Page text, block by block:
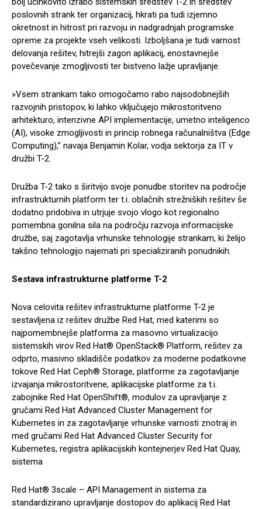
poslovnih strank ter organizacij, hkrati pa tudi izjemno
okretnost in hitrost pri razvoju in nadgradnjah programske
opreme za projekte vseh velikosti. Izboljšana je tudi varnost
delovanja rešitev, hitrejši zagon aplikacij, enostavnejše
povečevanje zmogljivosti ter bistveno lažje upravljanje.
»Vsem strankam tako omogočamo rabo najsodobnejših
razvojnih pristopov, ki lahko vključujejo mikrostoritveno
arhitekturo, intenzivne API implementacije, umetno inteligenco
(AI), visoke zmogljivosti in princip robnega računalništva (Edge
Computing),” navaja Benjamin Kolar, vodja sektorja za IT v
družbi T-2.
Družba T-2 tako s širitvijo svoje ponudbe storitev na področje
infrastrukturnih platform ter t.i. oblačnih strežniških rešitev še
dodatno pridobiva in utrjuje svojo vlogo kot regionalno
pomembna gonilna sila na področju razvoja informacijske
družbe, saj zagotavlja vrhunske tehnologije strankam, ki želijo
takšno tehnologijo najemati pri specializiranih ponudnikih.
Sestava infrastrukturne platforme T-2
Nova celovita rešitev infrastrukturne platforme T-2 je
sestavljena iz rešitev družbe Red Hat, med katerimi so
najpomembnejše platforma za masovno virtualizacijo
sistemskih virov Red Hat® OpenStack® Platform, rešitev za
odprto, masivno skladišče podatkov za moderne podatkovne
tokove Red Hat Ceph® Storage, platforme za zagotavljanje
izvajanja mikrostoritvene, aplikacijske platforme za t.i.
zabojnike Red Hat OpenShift®, modulov za upravljanje z
gručami Red Hat Advanced Cluster Management for
Kubernetes in za zagotavljanje vrhunske varnosti znotraj in
med gručami Red Hat Advanced Cluster Security for
Kubernetes, registra aplikacijskih kontejnerjev Red Hat Quay,
sistema
Red Hat® 3scale – API Management in sistema za
standardizirano upravljanje dostopov do aplikacij Red Hat